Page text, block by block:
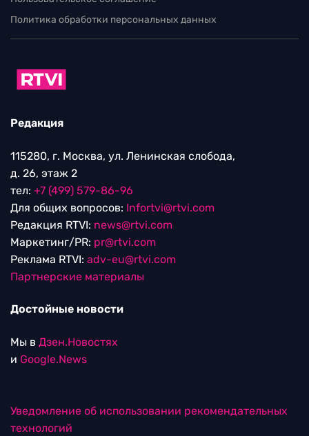
Политика обработки персональных данных
Редакция
115280, г. Москва, ул. Ленинская слобода,
д. 26, этаж 2
тел: +7 (499) 579-86-96
Для общих вопросов: Infortvi@rtvi.com
Редакция RTVI: news@rtvi.com
Маркетинг/PR: pr@rtvi.com
Реклама RTVI: adv-eu@rtvi.com
Партнерские материалы
Достойные новости
Мы в Дзен.Новостях
и Google.News
Уведомление об использовании рекомендательных
технологий